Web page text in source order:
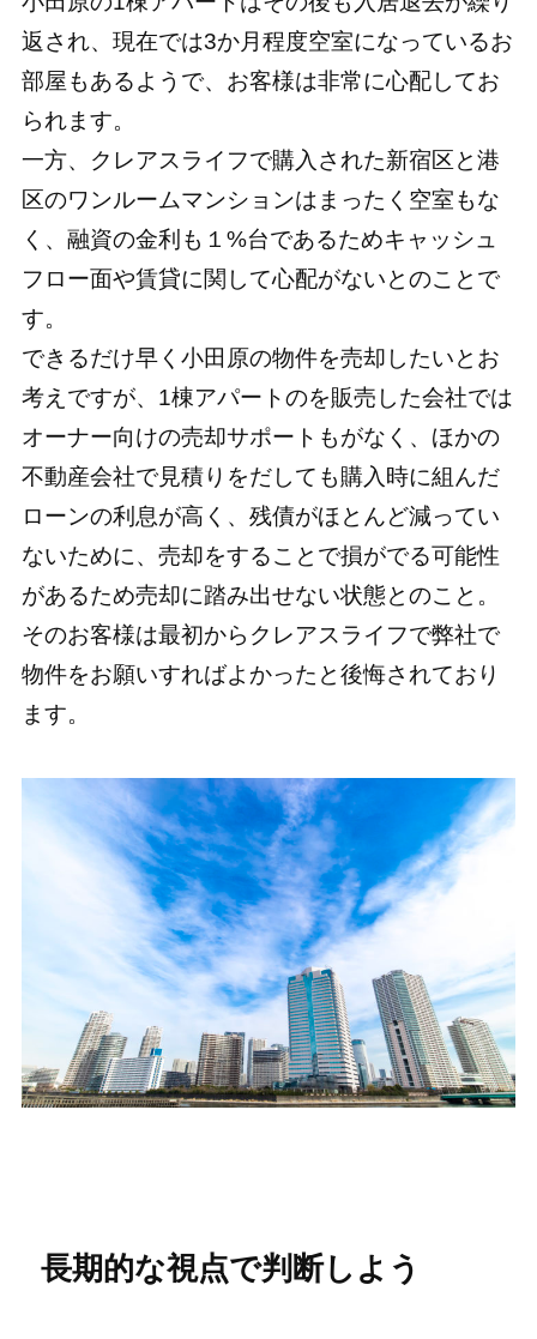
返され、現在では3か月程度空室になっているお
部屋もあるようで、お客様は非常に心配してお
られます。
一方、クレアスライフで購入された新宿区と港
区のワンルームマンションはまったく空室もな
く、融資の金利も１%台であるためキャッシュ
フロー面や賃貸に関して心配がないとのことで
す。
できるだけ早く小田原の物件を売却したいとお
考えですが、1棟アパートのを販売した会社では
オーナー向けの売却サポートもがなく、ほかの
不動産会社で見積りをだしても購入時に組んだ
ローンの利息が高く、残債がほとんど減ってい
ないために、売却をすることで損がでる可能性
があるため売却に踏み出せない状態とのこと。
そのお客様は最初からクレアスライフで弊社で
物件をお願いすればよかったと後悔されており
ます。
長期的な視点で判断しよう